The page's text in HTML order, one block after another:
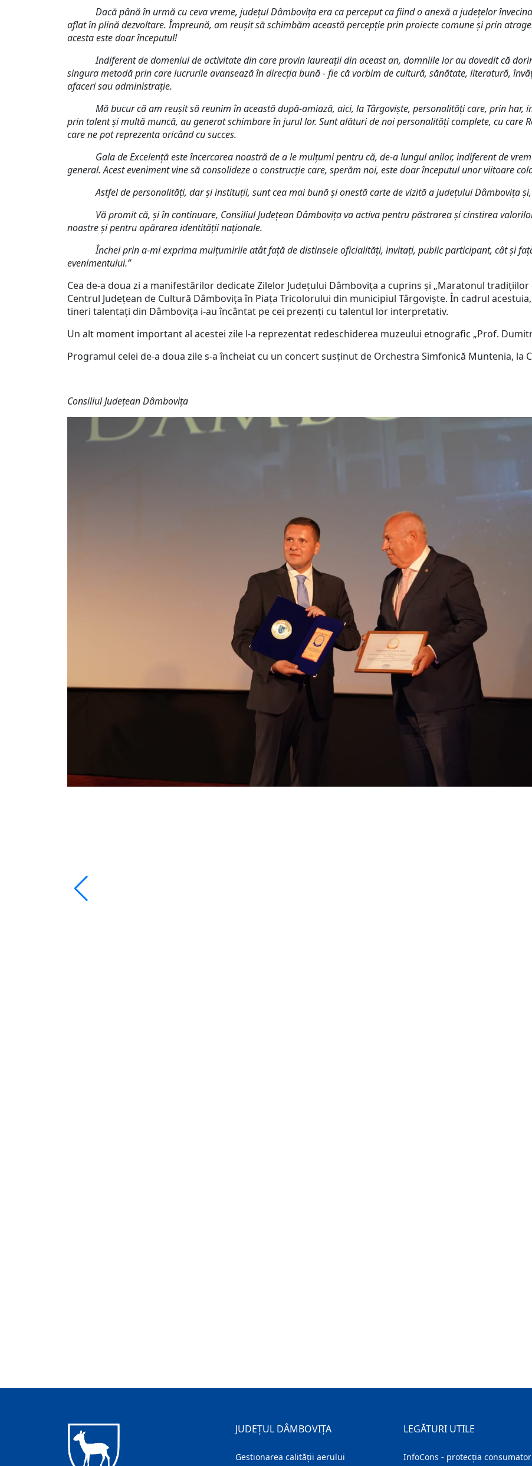
Dacă până în urmă cu ceva vreme, județul Dâmbovița era ca perceput ca fiind o anexă a județelor
aflat în plină dezvoltare. Împreună, am reușit să schimbăm această percepție prin proiecte comune și prin
acesta este doar începutul!
Indiferent de domeniul de activitate din care provin laureații din aceast an, domniile lor au dovedit că
singura metodă prin care lucrurile avansează în direcția bună - fie că vorbim de cultură, sănătate, literatură,
afaceri sau administrație.
Mă bucur că am reușit să reunim în această după-amiază, aici, la Târgoviște, personalități care, prin har,
prin talent și multă muncă, au generat schimbare în jurul lor. Sunt alături de noi personalități complete, cu care
care ne pot reprezenta oricând cu succes.
Gala de Excelență este încercarea noastră de a le mulțumi pentru că, de-a lungul anilor, indiferent de
general. Acest eveniment vine să consolideze o construcție care, sperăm noi, este doar începutul unor viitoare
Astfel de personalități, dar și instituții, sunt cea mai bună și onestă carte de vizită a județului Dâmbovița și,
Vă promit că, și în continuare, Consiliul Județean Dâmbovița va activa pentru păstrarea și cinstirea
noastre și pentru apărarea identității naționale.
Închei prin a-mi exprima mulțumirile atât față de distinsele oficialități, invitați, public participant, cât și față
evenimentului.”
Cea de-a doua zi a manifestărilor dedicate Zilelor Județului Dâmbovița a cuprins și „Maratonul
Centrul Județean de Cultură Dâmbovița în Piața Tricolorului din municipiul Târgoviște. În cadrul
tineri talentați din Dâmbovița i-au încântat pe cei prezenți cu talentul lor interpretativ.
Un alt moment important al acestei zile l-a reprezentat redeschiderea muzeului etnografic „Prof.
Programul celei de-a doua zile s-a încheiat cu un concert susținut de Orchestra Simfonică Muntenia, la
Consiliul Județean Dâmbovița
JUDEȚUL DÂMBOVIȚA
Gestionarea calității aerului
LEGĂTURI UTILE
InfoCons - protecția